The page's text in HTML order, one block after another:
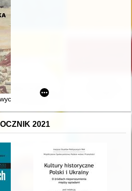
Mariana Sołobodowskiego "Bitwa
2021